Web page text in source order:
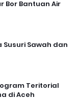
Bor Bantuan Air
Sawah dan
Teritorial
di Aceh